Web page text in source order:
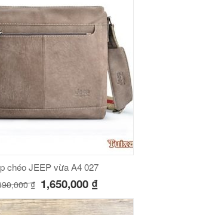
chéo JEEP vừa A4 027
₫ 1,650,000 ₫